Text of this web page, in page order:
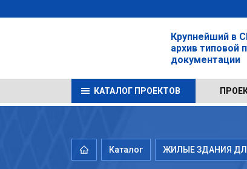
Крупнейший в
архив типовой
документации
КАТАЛОГ ПРОЕКТОВ
Каталог ЖИЛЫЕ ЗДАНИЯ